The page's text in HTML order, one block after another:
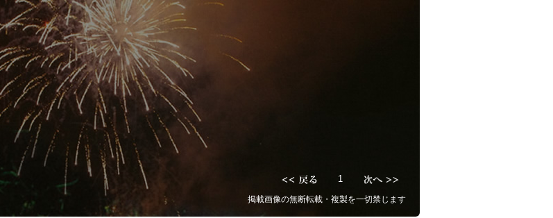
1
掲載画像の無断転載・複製を一切禁じます